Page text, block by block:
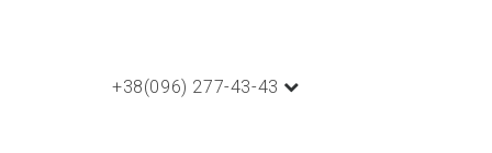
+38(096) 277-43-43